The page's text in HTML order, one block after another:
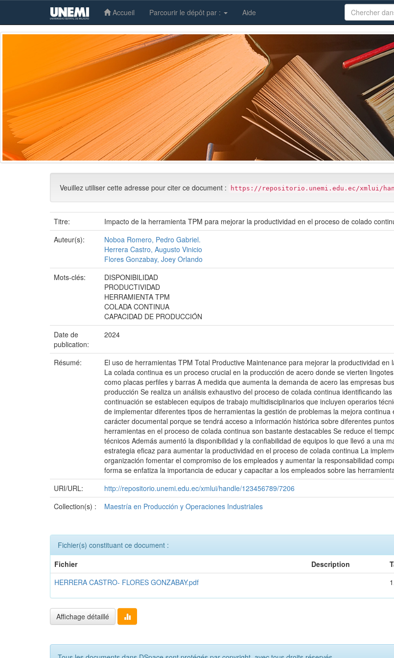
Skip
Accueil Parcourir le dépôt par : Aide
Veuillez utiliser cette adresse pour citer ce document : https://repositorio.unemi.edu.ec/xmlui/
Titre:
Impacto de la herramienta TPM para mejorar la productividad en el proceso de colado
Auteur(s):
Noboa Romero, Pedro Gabriel.
Herrera Castro, Augusto Vinicio
Flores Gonzabay, Joey Orlando
Mots-clés:
DISPONIBILIDAD
PRODUCTIVIDAD
HERRAMIENTA TPM
COLADA CONTINUA
CAPACIDAD DE PRODUCCIÓN
Date de
publication:
2024
Résumé:
El uso de herramientas TPM Total Productive Maintenance para mejorar la productividad
La colada continua es un proceso crucial en la producción de acero donde se vierten
como placas perfiles y barras A medida que aumenta la demanda de acero las empresas
producción Se realiza un análisis exhaustivo del proceso de colada continua identificando
continuación se establecen equipos de trabajo multidisciplinarios que incluyen operarios
de implementar diferentes tipos de herramientas la gestión de problemas la mejora
carácter documental porque se tendrá acceso a información histórica sobre diferentes
herramientas en el proceso de colada continua son bastante destacables Se reduce el
técnicos Además aumentó la disponibilidad y la confiabilidad de equipos lo que llevó a una
estrategia eficaz para aumentar la productividad en el proceso de colada continua La
organización fomentar el compromiso de los empleados y aumentar la responsabilidad
forma se enfatiza la importancia de educar y capacitar a los empleados sobre las
URI/URL:
http://repositorio.unemi.edu.ec/xmlui/handle/123456789/7206
Collection(s) :
Maestría en Producción y Operaciones Industriales
Fichier(s) constituant ce document :
Fichier
Description
HERRERA CASTRO- FLORES GONZABAY.pdf
Affichage détaillé